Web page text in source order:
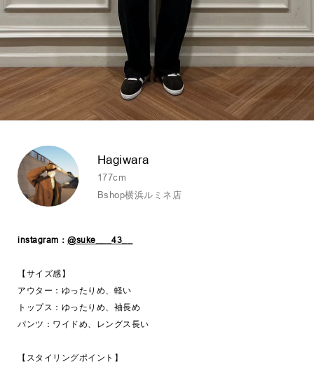
Hagiwara
177cm
Bshop横浜ルミネ店
instagram： @suke___43__
【サイズ感】
アウター：ゆったりめ、軽い
トップス：ゆったりめ、袖長め
パンツ：ワイドめ、レングス長い
【スタイリングポイント】